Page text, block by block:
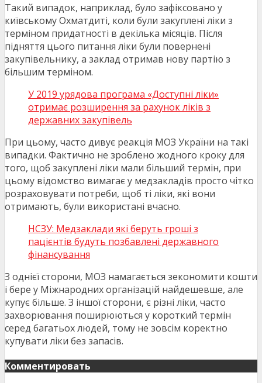
Такий випадок, наприклад, було зафіксовано у
київському Охматдиті, коли були закуплені ліки з
терміном придатності в декілька місяців. Після
підняття цього питання ліки були повернені
закупівельнику, а заклад отримав нову партію з
більшим терміном.
У 2019 урядова програма «Доступні ліки»
отримає розширення за рахунок ліків з
державних закупівель
При цьому, часто дивує реакція МОЗ України на такі
випадки. Фактично не зроблено жодного кроку для
того, щоб закуплені ліки мали більший термін, при
цьому відомство вимагає у медзакладів просто чітко
розраховувати потреби, щоб ті ліки, які вони
отримають, були використані вчасно.
НСЗУ: Медзаклади які беруть гроші з
пацієнтів будуть позбавлені державного
фінансування
З однієї сторони, МОЗ намагається зекономити кошти
і бере у Міжнародних організацій найдешевше, але
купує більше. З іншої сторони, є різні ліки, часто
захворювання поширюються у короткий термін
серед багатьох людей, тому не зовсім коректно
купувати ліки без запасів.
Комментировать